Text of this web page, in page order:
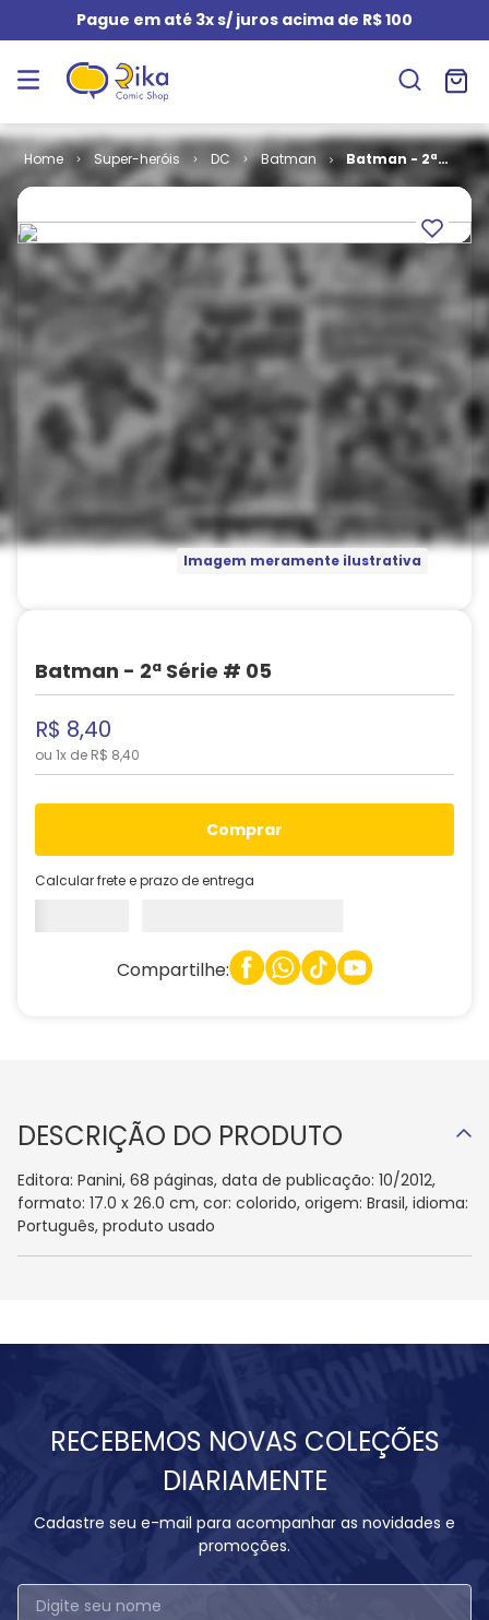
Pague em até 3x s/ juros acima de R$ 100
Super-heróis DC Batman
Batman - 2ª
Série # 05
Imagem meramente ilustrativa
Batman - 2ª Série # 05
R$ 8,40
ou 1x de R$ 8,40
comprar
Calcular frete e prazo de entrega
Compartilhe:
DESCRIÇÃO DO PRODUTO
Editora: Panini, 68 páginas, data de publicação: 10/2012,
formato: 17.0 x 26.0 cm, cor: colorido, origem: Brasil, idioma:
Português, produto usado
RECEBEMOS NOVAS COLEÇÕES
DIARIAMENTE
Cadastre seu e-mail para acompanhar as novidades e
promoções.